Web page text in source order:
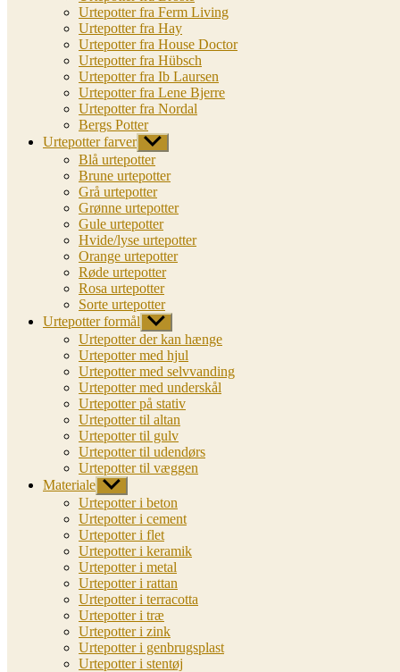
Urtepotter fra Ferm Living
Urtepotter fra Hay
Urtepotter fra House Doctor
Urtepotter fra Hübsch
Urtepotter fra Ib Laursen
Urtepotter fra Lene Bjerre
Urtepotter fra Nordal
Bergs Potter
Urtepotter farver Vis
undermenu
Blå urtepotter
Brune urtepotter
Grå urtepotter
Grønne urtepotter
Gule urtepotter
Hvide/lyse urtepotter
Orange urtepotter
Røde urtepotter
Rosa urtepotter
Sorte urtepotter
Urtepotter formål Vis
undermenu
Urtepotter der kan hænge
Urtepotter med hjul
Urtepotter med selvvanding
Urtepotter med underskål
Urtepotter på stativ
Urtepotter til altan
Urtepotter til gulv
Urtepotter til udendørs
Urtepotter til væggen
Materiale Vis
undermenu
Urtepotter i beton
Urtepotter i cement
Urtepotter i flet
Urtepotter i keramik
Urtepotter i metal
Urtepotter i rattan
Urtepotter i terracotta
Urtepotter i træ
Urtepotter i zink
Urtepotter i genbrugsplast
Urtepotter i stentøj